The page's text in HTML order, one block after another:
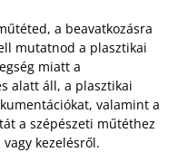
a beavatkozásra
mutatnod a plasztikai
miatt a
alatt áll, a plasztikai
valamint a
a szépészeti műtéthez
kezelésről.